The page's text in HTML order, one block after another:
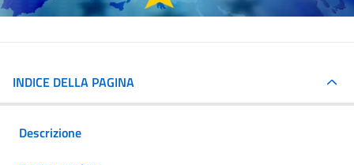
INDICE DELLA PAGINA
Descrizione